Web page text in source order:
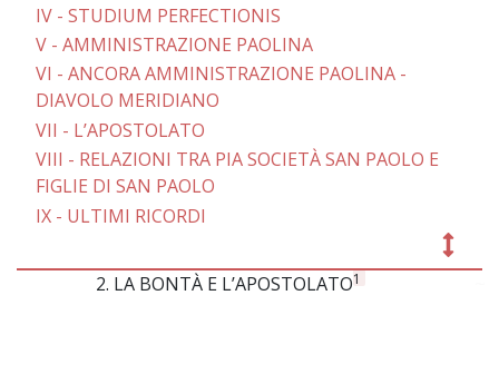
IV - STUDIUM PERFECTIONIS
V - AMMINISTRAZIONE PAOLINA
VI - ANCORA AMMINISTRAZIONE PAOLINA -
DIAVOLO MERIDIANO
VII - L’APOSTOLATO
VIII - RELAZIONI TRA PIA SOCIETÀ SAN PAOLO E
FIGLIE DI SAN PAOLO
IX - ULTIMI RICORDI
2. LA BONTÀ E L’APOSTOLATO1